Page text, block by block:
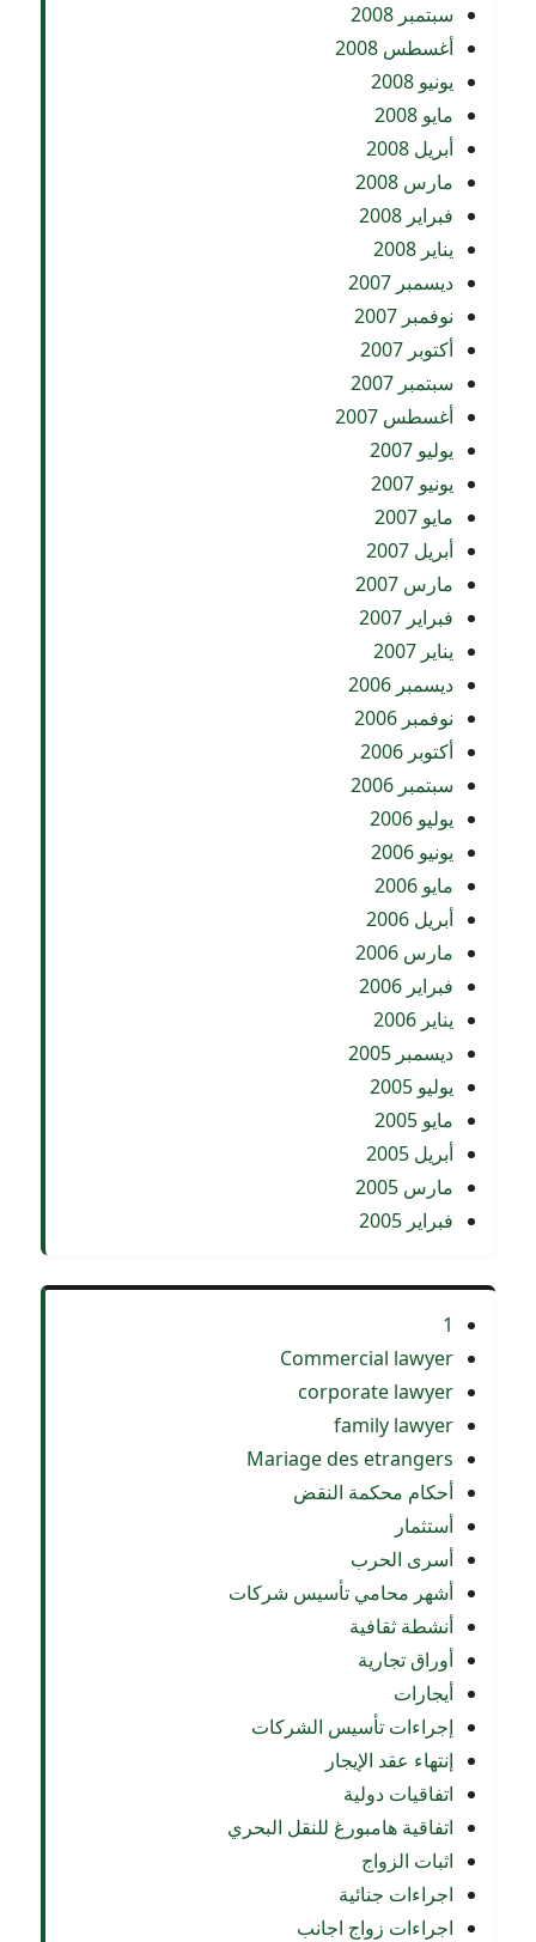
سبتمبر 2008
أغسطس 2008
يونيو 2008
مايو 2008
أبريل 2008
مارس 2008
فبراير 2008
يناير 2008
ديسمبر 2007
نوفمبر 2007
أكتوبر 2007
سبتمبر 2007
أغسطس 2007
يوليو 2007
يونيو 2007
مايو 2007
أبريل 2007
مارس 2007
فبراير 2007
يناير 2007
ديسمبر 2006
نوفمبر 2006
أكتوبر 2006
سبتمبر 2006
يوليو 2006
يونيو 2006
مايو 2006
أبريل 2006
مارس 2006
فبراير 2006
يناير 2006
ديسمبر 2005
يوليو 2005
مايو 2005
أبريل 2005
مارس 2005
فبراير 2005
1
Commercial lawyer
corporate lawyer
family lawyer
Mariage des etrangers
أحكام محكمة النقض
أستثمار
أسرى الحرب
أشهر محامي تأسيس شركات
أنشطة ثقافية
أوراق تجارية
أيجارات
إجراءات تأسيس الشركات
إنتهاء عقد الإيجار
اتفاقيات دولية
اتفاقية هامبورغ للنقل البحري
اثبات الزواج
اجراءات جنائية
اجراءات زواج اجانب